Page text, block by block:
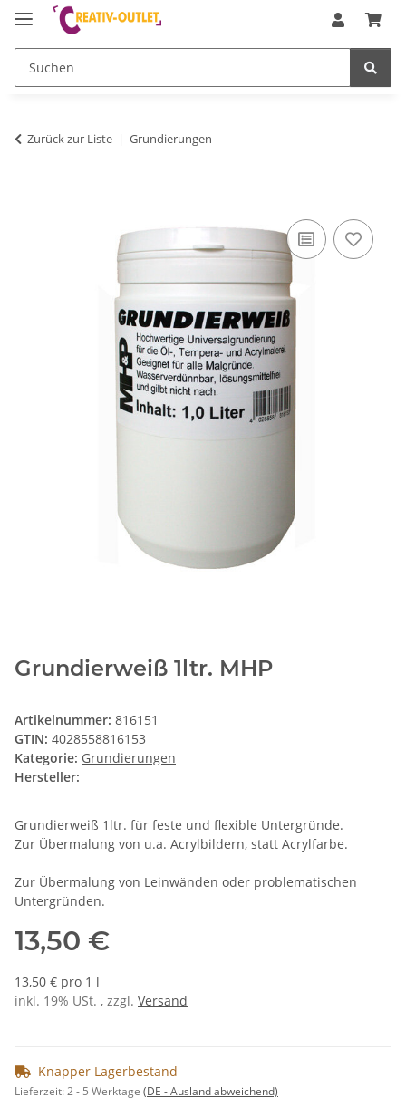
Zurück zur Liste Grundierungen
Grundierweiß 1ltr. MHP
Artikelnummer: 816151
GTIN: 4028558816153
Kategorie: Grundierungen
Hersteller:
Grundierweiß 1ltr. für feste und flexible Untergründe.
Zur Übermalung von u.a. Acrylbildern, statt Acrylfarbe.
Zur Übermalung von Leinwänden oder problematischen
Untergründen.
13,50 €
13,50 € pro 1 l
inkl. 19% USt. , zzgl. Versand
Knapper Lagerbestand
Lieferzeit:2 - 5 Werktage (DE - Ausland abweichend)